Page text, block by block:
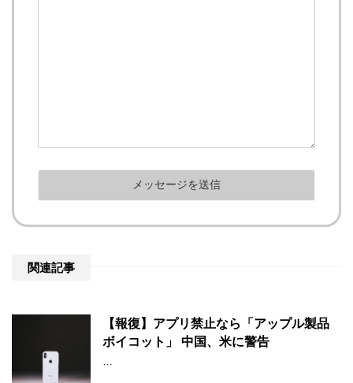
関連記事
【報復】アプリ禁止なら「アップル製品
ボイコット」 中国、米に警告